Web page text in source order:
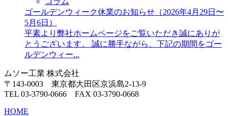
ゴールデンウィーク休業のお知らせ（2026年4月29日〜
5月6日）
平素より弊社ホームページをご覧いただき誠にありが
とうございます。 誠に勝手ながら、下記の期間をゴー
ルデンウィー...
ムソー工業 株式会社
〒143-0003 東京都大田区京浜島2-13-9
TEL 03-3790-0666 FAX 03-3790-0668
HOME